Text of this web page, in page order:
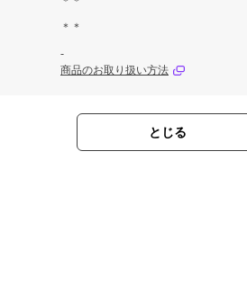
＊＊
-
商品のお取り扱い方法
とじる